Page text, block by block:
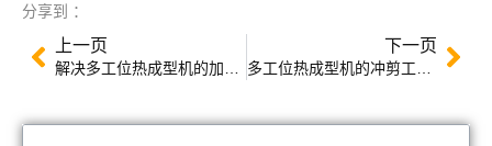
分享到 ：
上一页 下一页